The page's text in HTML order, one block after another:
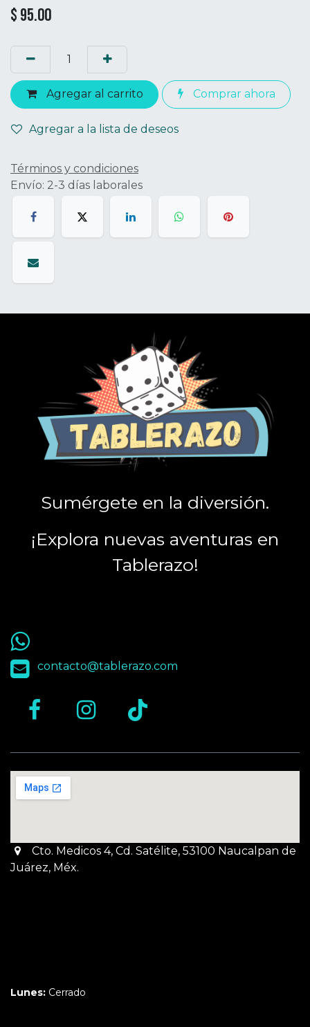
$95.00
Agregar al carrito Comprar ahora
Agregar a la lista de deseos
Términos y condiciones
Envío: 2-3 días laborales
Sumérgete en la diversión.
¡Explora nuevas aventuras en
Tablerazo!
55 9563 4848
contacto@tablerazo.com
Cto. Medicos 4, Cd. Satélite, 53100 Naucalpan de
Juárez, Méx.
Lunes: Cerrado